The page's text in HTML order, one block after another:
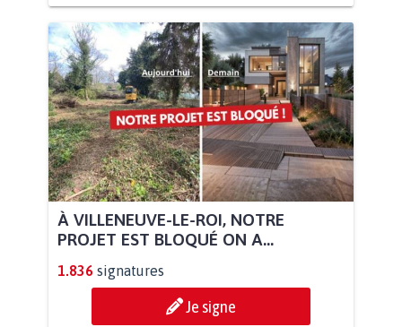
À VILLENEUVE-LE-ROI, NOTRE
PROJET EST BLOQUÉ ON A...
1.836 signatures
Je signe